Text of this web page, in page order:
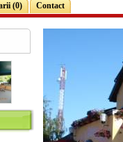
(0) Contact